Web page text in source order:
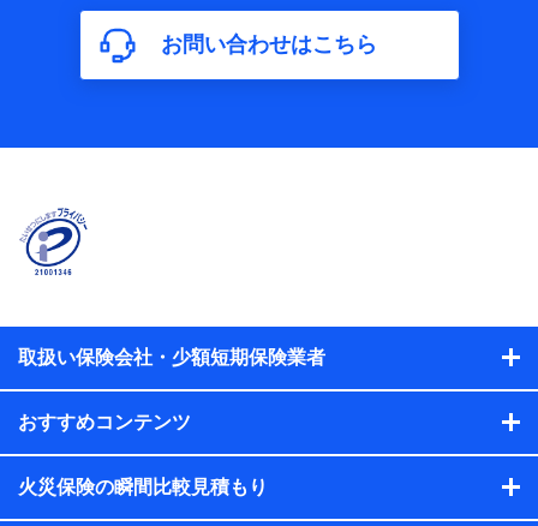
年数などの情報、ペットの種類や年齢などの情報などが含ま
れます。
【共同して利用する者の範囲】
株式会社NTTドコモ
当社又は株式会社NTTドコモが提供する保険関連サービスに
おけるユーザ登録受付および管理のため
当社又は株式会社NTTドコモと取引のあるもしくは委託を受
れらに付帯、関連する当社、株式会社NTTドコモおよび提携
会社のサービスを案内、提供するため
析して、お客さまの趣味・嗜好・傾向に応じたサービス・商
各種セミナーの開催のため
コンサルティングサービスの実施のため
お問い合わせはこちら
取扱い保険会社・少額短期保険業者
おすすめコンテンツ
火災保険の瞬間比較見積もり